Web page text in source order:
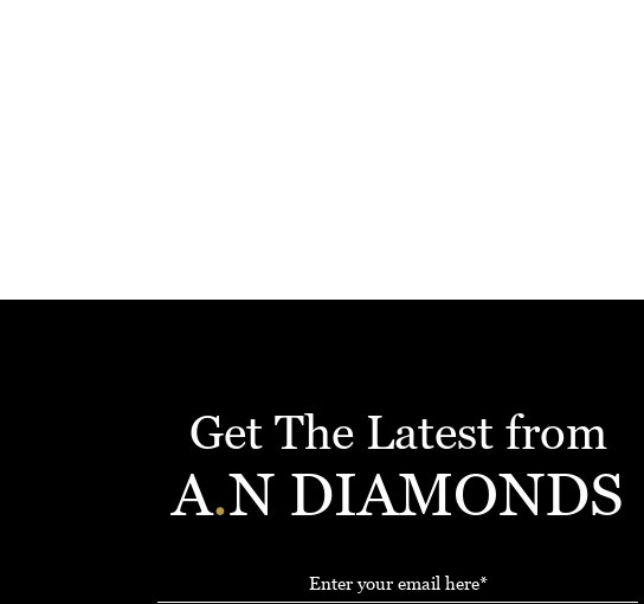
Get The Latest from
A.N DIAMONDS